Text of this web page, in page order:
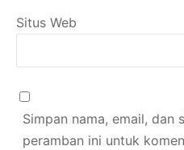
Situs Web
Simpan nama, email, dan
peramban ini untuk